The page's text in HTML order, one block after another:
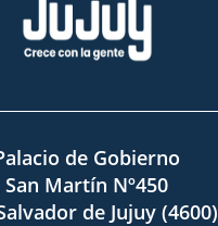
de Gobierno
San Martín Nº450
de Jujuy (4600)